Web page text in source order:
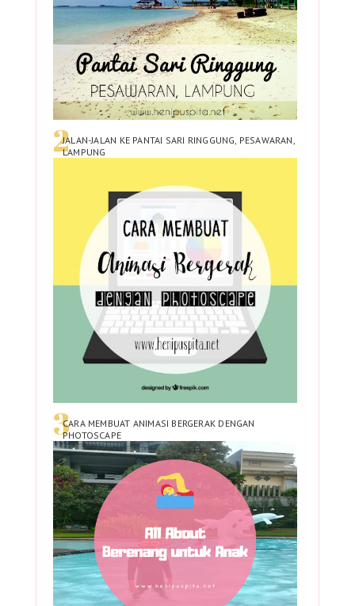
JALAN-JALAN KE PANTAI SARI RINGGUNG, PESAWARAN,
LAMPUNG
CARA MEMBUAT ANIMASI BERGERAK DENGAN
PHOTOSCAPE